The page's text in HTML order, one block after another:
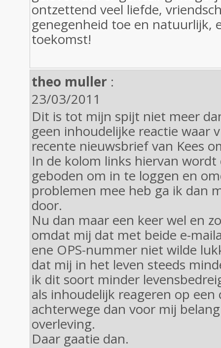
ontzettend veel liefde,
genegenheid toe en natuurlijk,
toekomst!
theo muller :
23/03/2011
Dit is tot mijn spijt niet meer
geen inhoudelijke reactie waar
recente nieuwsbrief van Kees
In de kolom links hiervan
geboden om in te loggen en
problemen mee heb ga ik dan
door.
Nu dan maar een keer wel en
omdat mij dat met beide e-
ene OPS-nummer niet wilde
dat mij in het leven steeds
ik dit soort minder
als inhoudelijk reageren op een
achterwege dan voor mij
overleving.
Daar gaatie dan.